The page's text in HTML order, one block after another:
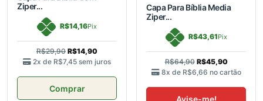
Ziper...
R$14,16Pix
R$29,90 R$14,90
2x de R$7,45 sem juros
Comprar
Capa Para Bíblia Media
Ziper...
R$43,61Pix
R$64,90 R$45,90
8x de R$6,66 no cartão
Avise-me!